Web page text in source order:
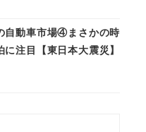
自動車市場④まさかの時
に注目【東日本大震災】